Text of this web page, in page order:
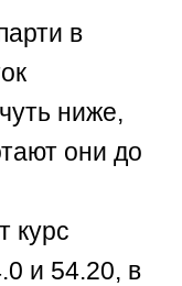
в
ниже,
они до
курс
и 54.20, в